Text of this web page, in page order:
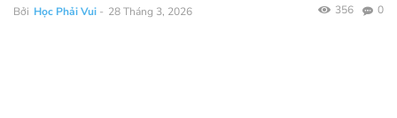
Bởi Học Phải Vui - 28 Tháng 3, 2026 0
356